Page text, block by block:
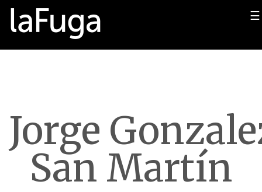
☰
Jorge
San Martín